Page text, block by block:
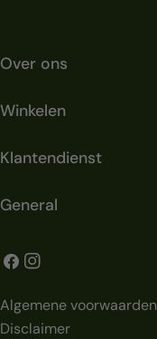
Over ons
Winkelen
Klantendienst
General
Facebook
Instagram
Algemene voorwaarden
Disclaimer